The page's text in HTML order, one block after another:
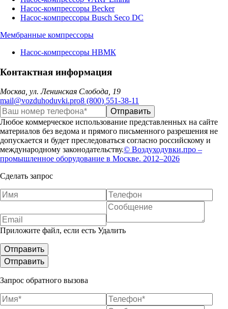
Насос-компрессоры Becker
Насос-компрессоры Busch Seco DC
Мембранные компрессоры
Насос-компрессоры НВМК
Контактная информация
Москва, ул. Ленинская Слобода, 19
mail@vozduhoduvki.pro8 (800) 551-38-11
Любое коммерческое использование представленных на сайте
материалов без ведома и прямого письменного разрешения не
допускается и будет преследоваться согласно российскому и
международному законодательству.© Воздуходувки.про –
промышленное оборудование в Москве. 2012–2026
Сделать запрос
Приложите файл, если есть Удалить
Запрос обратного вызова